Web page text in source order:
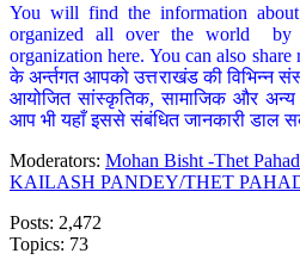
You will find the information
organized all over the world by
organization here. You can also
के अर्न्तगत आपको उत्तराखंड की विभिन्न
आयोजित सांस्कृतिक, सामाजिक और अन्य
आप भी यहाँ इससे संबंधित जानकारी डाल
Moderators: Mohan Bisht -Thet
KAILASH PANDEY/THET
Posts: 2,472
Topics: 73